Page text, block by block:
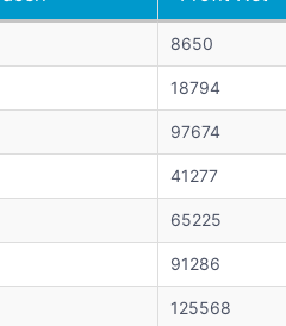
Profit Net
8650
18794
97674
41277
65225
91286
125568